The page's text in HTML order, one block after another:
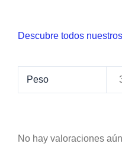
Descubre todos
Peso
No hay valoraciones